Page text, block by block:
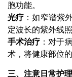
胞功能。
光疗 ：如窄谱紫
定波长的紫外线
手术治疗 ：对于
术，将健康部位
三、注意日常护